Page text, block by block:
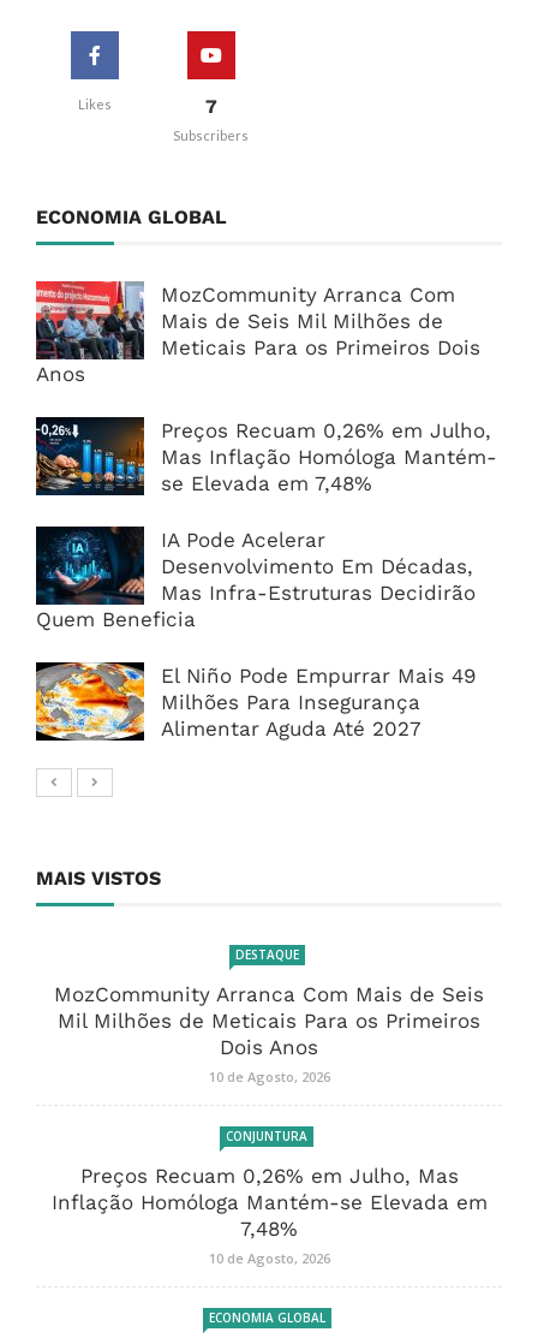
Likes 7
Subscribers
ECONOMIA GLOBAL
MozCommunity Arranca Com
Mais de Seis Mil Milhões de
Meticais Para os Primeiros Dois
Anos
Preços Recuam 0,26% em Julho,
Mas Inflação Homóloga Mantém-
se Elevada em 7,48%
IA Pode Acelerar
Desenvolvimento Em Décadas,
Mas Infra-Estruturas Decidirão
Quem Beneficia
El Niño Pode Empurrar Mais 49
Milhões Para Insegurança
Alimentar Aguda Até 2027
MAIS VISTOS
DESTAQUE
MozCommunity Arranca Com Mais de Seis
Mil Milhões de Meticais Para os Primeiros
Dois Anos
10 de Agosto, 2026
CONJUNTURA
Preços Recuam 0,26% em Julho, Mas
Inflação Homóloga Mantém-se Elevada em
7,48%
10 de Agosto, 2026
ECONOMIA GLOBAL